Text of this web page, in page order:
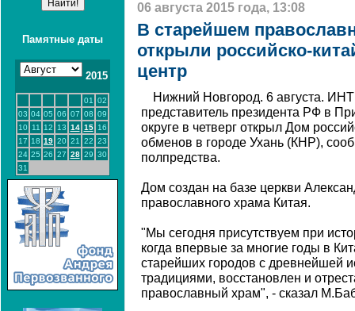
Памятные даты
2015
01
02
03 04 05 06 07 08 09
10
11 12 13 14 15 16
17 18 19 20 21 22 23
24 25 26 27 28 29 30
31
06 августа 2015 года, 13:08
В старейшем
открыли российско-
центр
Нижний Новгород. 6 августа.
представитель президента РФ в
округе в четверг открыл Дом
обменов в городе Ухань (КНР),
полпредства.
Дом создан на базе церкви
православного храма Китая.
"Мы сегодня присутствуем при
когда впервые за многие годы в
старейших городов с древнейшей
традициями, восстановлен и
православный храм", - сказал